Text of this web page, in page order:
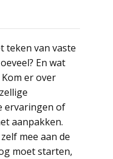
teken van vaste
En wat
er over
ervaringen of
aanpakken.
mee aan de
moet starten,